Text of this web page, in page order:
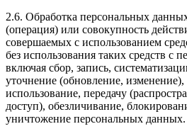
2.6. Обработка персональных
(операция) или совокупность
совершаемых с использованием
без использования таких средств с
включая сбор, запись,
уточнение (обновление, изменение),
использование, передачу
доступ), обезличивание,
уничтожение персональных данных.